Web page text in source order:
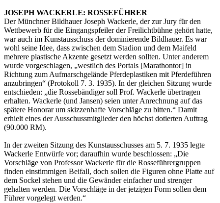
JOSEPH WACKERLE: ROSSEFÜHRER
Der Münchner Bildhauer Joseph Wackerle, der zur Jury für den
Wettbewerb für die Eingangspfeiler der Freilichtbühne gehört hatte,
war auch im Kunstausschuss der dominierende Bildhauer. Es war
wohl seine Idee, dass zwischen dem Stadion und dem Maifeld
mehrere plastische Akzente gesetzt werden sollten. Unter anderem
wurde vorgeschlagen, „westlich des Portals [Marathontor] in
Richtung zum Aufmarschgelände Pferdeplastiken mit Pferdeführen
anzubringen“ (Protokoll 7. 3. 1935). In der gleichen Sitzung wurde
entschieden: „die Rossebändiger soll Prof. Wackerle übertragen
erhalten. Wackerle (und Jansen) seien unter Anrechnung auf das
spätere Honorar um skizzenhafte Vorschläge zu bitten.“ Damit
erhielt eines der Ausschussmitglieder den höchst dotierten Auftrag
(90.000 RM).
In der zweiten Sitzung des Kunstausschusses am 5. 7. 1935 legte
Wackerle Entwürfe vor; daraufhin wurde beschlossen: „Die
Vorschläge von Professor Wackerle für die Rosseführergruppen
finden einstimmigen Beifall, doch sollen die Figuren ohne Platte auf
dem Sockel stehen und die Gewänder einfacher und strenger
gehalten werden. Die Vorschläge in der jetzigen Form sollen dem
Führer vorgelegt werden.“